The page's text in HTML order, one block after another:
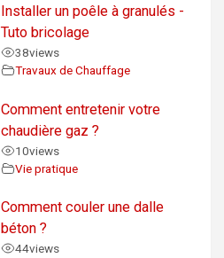
Installer un poêle à granulés -
Tuto bricolage
38views
Travaux de Chauffage
Comment entretenir votre
chaudière gaz ?
10views
Vie pratique
Comment couler une dalle
béton ?
44views